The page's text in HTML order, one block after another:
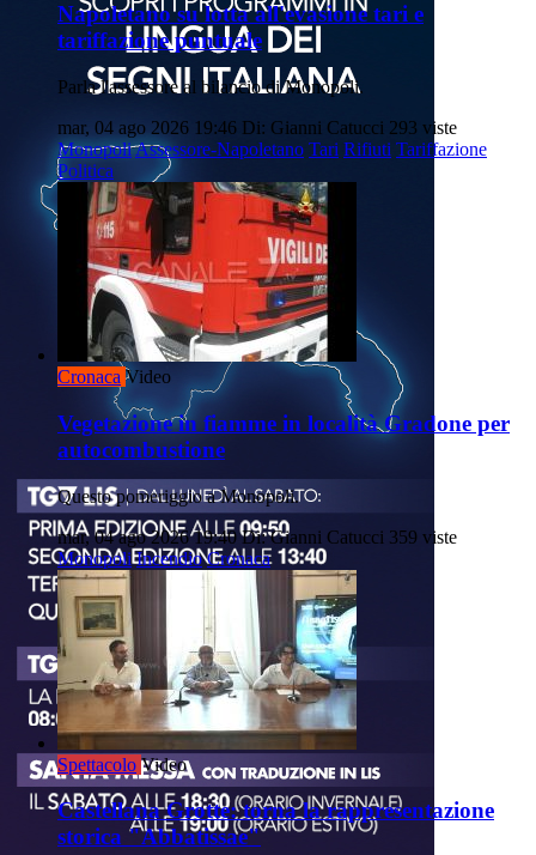
Napoletano su lotta all'evasione tari e
tariffazione puntuale
Parla l'assessore al bilancio di Monopoli.
mar, 04 ago 2026 19:46 Di: Gianni Catucci 293 viste
MonopoliAssessore-Napoletano Tari Rifiuti Tariffazione
Politica
Cronaca Video
Vegetazione in fiamme in località Gradone per
autocombustione
Questo pomeriggio a Monopoli.
mar, 04 ago 2026 19:40 Di: Gianni Catucci 359 viste
Monopoli Incendio Cronaca
Spettacolo Video
Castellana Grotte: torna la rappresentazione
storica "Abbatissae"